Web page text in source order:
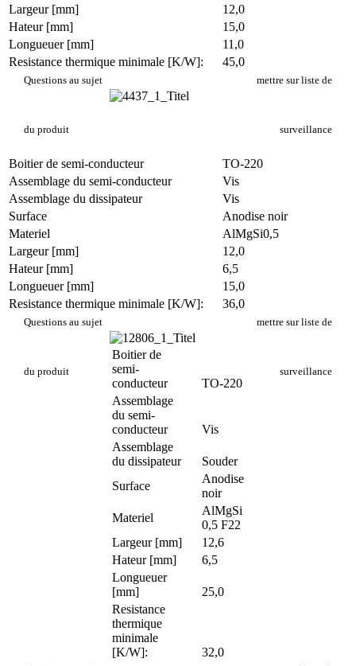
Largeur [mm]
12,0
Hateur [mm]
15,0
Longueuer [mm]
11,0
Resistance thermique minimale [K/W]:
45,0
Questions au sujet
du produit
mettre sur liste de
surveillance
Boitier de semi-conducteur
TO-220
Assemblage du semi-conducteur
Vis
Assemblage du dissipateur
Vis
Surface
Anodise noir
Materiel
AlMgSi0,5
Largeur [mm]
12,0
Hateur [mm]
6,5
Longueuer [mm]
15,0
Resistance thermique minimale [K/W]:
36,0
Questions au sujet
du produit
mettre sur liste de
surveillance
Boitier de
semi-
conducteur
TO-220
Assemblage
du semi-
conducteur
Vis
Assemblage
du dissipateur
Souder
Surface
Anodise
noir
Materiel
AlMgSi
0,5 F22
Largeur [mm]
12,6
Hateur [mm]
6,5
Longueuer
[mm]
25,0
Resistance
thermique
minimale
[K/W]:
32,0